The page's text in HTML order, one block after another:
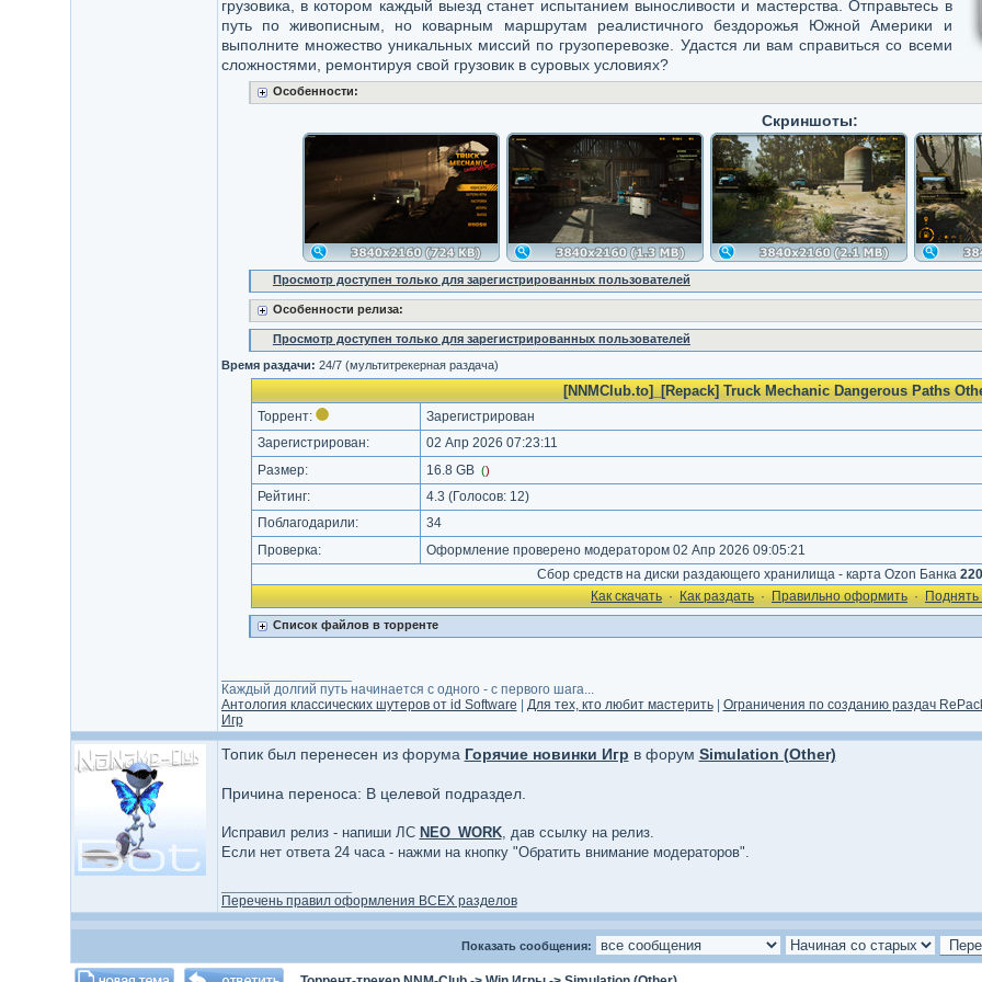
грузовика, в котором каждый выезд станет испытанием выносливости и мастерства. Отправьтесь в
путь по живописным, но коварным маршрутам реалистичного бездорожья Южной Америки и
выполните множество уникальных миссий по грузоперевозке. Удастся ли вам справиться со всеми
сложностями, ремонтируя свой грузовик в суровых условиях?
Особенности:
Скриншоты:
Просмотр доступен только для зарегистрированных пользователей
Особенности релиза:
Просмотр доступен только для зарегистрированных пользователей
Время раздачи: 24/7 (мультитрекерная раздача)
[NNMClub.to]_[Repack] Truck Mechanic Dangerous Paths
Торрент:
Зарегистрирован
Зарегистрирован:
02 Апр 2026 07:23:11
Размер:
16.8 GB ()
Рейтинг: 4.3 (Голосов: 12)
Поблагодарили:
34
Проверка:
Оформление проверено модератором 02 Апр 2026 09:05:21
Сбор средств на диски раздающего хранилища - карта Ozon Банка
Как cкачать · Как раздать · Правильно оформить · Поднять
Список файлов в торренте
Каждый долгий путь начинается с одного - с первого шага...
Антология классических шутеров от id Software
Для тех, кто любит мастерить| Ограничения по созданию раздач
Игр
Топик был перенесен из форума Горячие новинки Игр в форум Simulation (Other)
Причина переноса: В целевой подраздел.
Исправил релиз - напиши ЛС NEO_WORK, дав ссылку на релиз.
Если нет ответа 24 часа - нажми на кнопку "Обратить внимание модераторов".
Перечень правил оформления ВСЕХ разделов
Показать сообщения: